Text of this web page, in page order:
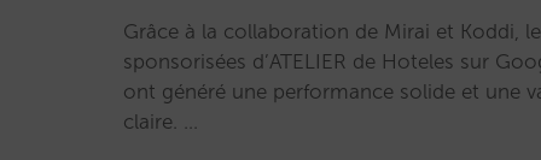
Grâce à la collaboration de Mirai et Koddi,
sponsorisées d’ATELIER de Hoteles sur
ont généré une performance solide et une
claire. …